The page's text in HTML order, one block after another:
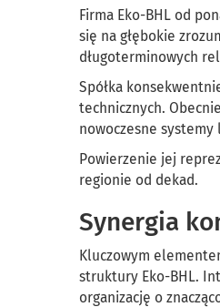
Firma Eko-BHL od
się na głębokie
długoterminowych
Spółka
technicznych.
nowoczesne systemy
Powierzenie jej
regionie od dekad.
Synergia
Kluczowym
struktury Eko-BHL.
organizację o